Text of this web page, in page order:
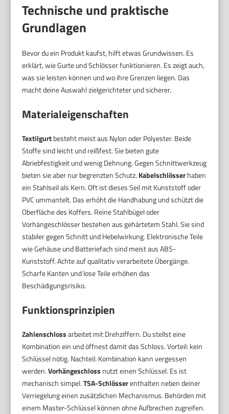
Technische und praktische
Grundlagen
Bevor du ein Produkt kaufst, hilft etwas Grundwissen. Es
erklärt, wie Gurte und Schlösser funktionieren. Es zeigt auch,
was sie leisten können und wo ihre Grenzen liegen. Das
macht deine Auswahl zielgerichteter und sicherer.
Materialeigenschaften
Textilgurtbesteht meist aus Nylon oder Polyester. Beide
Stoffe sind leicht und reißfest. Sie bieten gute
Abriebfestigkeit und wenig Dehnung. Gegen Schnittwerkzeug
bieten sie aber nur begrenzten Schutz. Kabelschlösserhaben
ein Stahlseil als Kern. Oft ist dieses Seil mit Kunststoff oder
PVC ummantelt. Das erhöht die Handhabung und schützt die
Oberfläche des Koffers. Reine Stahlbügel oder
Vorhängeschlösser bestehen aus gehärtetem Stahl. Sie sind
stabiler gegen Schnitt und Hebelwirkung. Elektronische Teile
wie Gehäuse und Batteriefach sind meist aus ABS-
Kunststoff. Achte auf qualitativ verarbeitete Übergänge.
Scharfe Kanten und lose Teile erhöhen das
Beschädigungsrisiko.
Funktionsprinzipien
Zahlenschlossarbeitet mit Drehziffern. Du stellst eine
Kombination ein und öffnest damit das Schloss. Vorteil: kein
Schlüssel nötig. Nachteil: Kombination kann vergessen
werden.Vorhängeschloss nutzt einen Schlüssel. Es ist
mechanisch simpel.TSA-Schlösserenthalten neben deiner
Verriegelung einen zusätzlichen Mechanismus. Behörden mit
einem Master-Schlüssel können ohne Aufbrechen zugreifen.